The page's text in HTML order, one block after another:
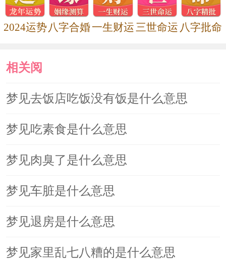
2024运势 八字合婚一生财运三世命运 八字批命
相关阅
读
梦见去饭店吃饭没有饭是什么意思
梦见吃素食是什么意思
梦见肉臭了是什么意思
梦见车脏是什么意思
梦见退房是什么意思
梦见家里乱七八糟的是什么意思